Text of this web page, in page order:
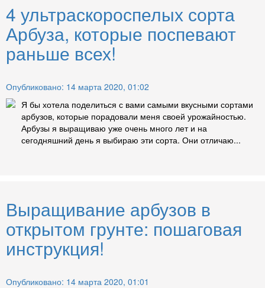
4 ультраскороспелых сорта
Арбуза, которые поспевают
раньше всех!
Опубликовано: 14 марта 2020, 01:02
Я бы хотела поделиться с вами самыми вкусными сортами
арбузов, которые порадовали меня своей урожайностью.
Арбузы я выращиваю уже очень много лет и на
сегодняшний день я выбираю эти сорта. Они отличаю...
Выращивание арбузов в
открытом грунте: пошаговая
инструкция!
Опубликовано: 14 марта 2020, 01:01